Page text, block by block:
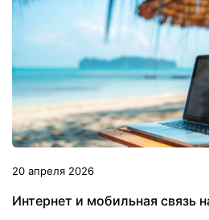
20 апреля 2026
Интернет и мобильная связь